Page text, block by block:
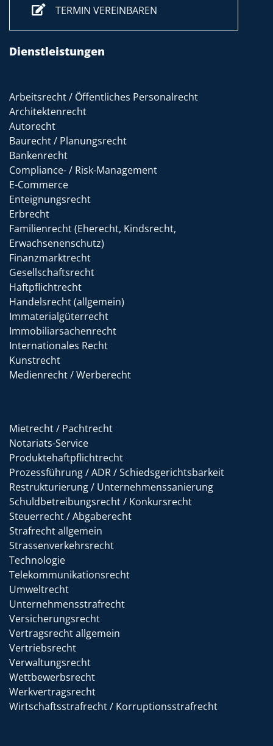
TERMIN VEREINBAREN
Dienstleistungen
Arbeitsrecht / Öffentliches Personalrecht
Architektenrecht
Autorecht
Baurecht / Planungsrecht
Bankenrecht
Compliance- / Risk-Management
E-Commerce
Enteignungsrecht
Erbrecht
Familienrecht (Eherecht, Kindsrecht,
Erwachsenenschutz)
Finanzmarktrecht
Gesellschaftsrecht
Haftpflichtrecht
Handelsrecht (allgemein)
Immaterialgüterrecht
Immobiliarsachenrecht
Internationales Recht
Kunstrecht
Medienrecht / Werberecht
Mietrecht / Pachtrecht
Notariats-Service
Produktehaftpflichtrecht
Prozessführung / ADR / Schiedsgerichtsbarkeit
Restrukturierung / Unternehmenssanierung
Schuldbetreibungsrecht / Konkursrecht
Steuerrecht / Abgaberecht
Strafrecht allgemein
Strassenverkehrsrecht
Technologie
Telekommunikationsrecht
Umweltrecht
Unternehmensstrafrecht
Versicherungsrecht
Vertragsrecht allgemein
Vertriebsrecht
Verwaltungsrecht
Wettbewerbsrecht
Werkvertragsrecht
Wirtschaftsstrafrecht / Korruptionsstrafrecht